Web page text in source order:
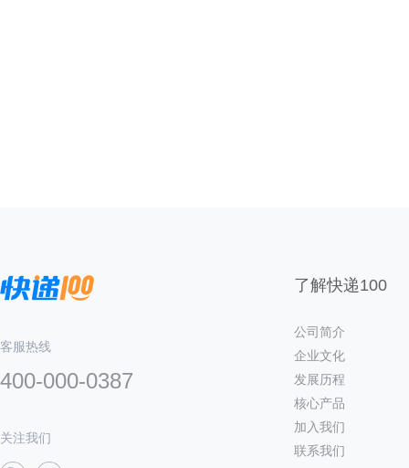
客服热线
400-000-0387
关注我们
了解快递100
公司简介
企业文化
发展历程
核心产品
加入我们
联系我们